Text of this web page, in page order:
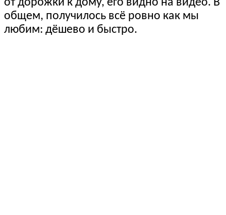
общем, получилось всё ровно как мы
любим: дёшево и быстро.